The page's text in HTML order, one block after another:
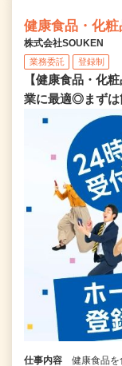
健康食品・化
株式会社SOUKEN
業務委託 登録制
【健康食品・化
業に最適◎まずは
仕事内容 健康食品を